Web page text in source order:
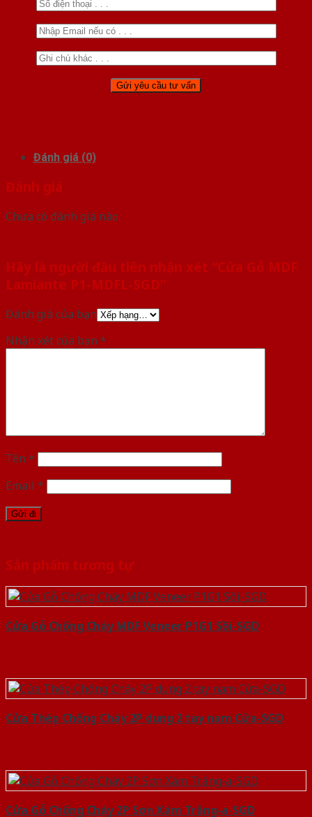
Đánh giá (0)
Đánh giá
Chưa có đánh giá nào.
Hãy là người đầu tiên nhận xét “Cửa Gỗ MDF
Lamiante P1-MDFL-SGD”
Đánh giá của bạn
Nhận xét của bạn *
Tên *
Email *
Sản phẩm tương tự
Cửa Gỗ Chống Cháy MDF Veneer P1G1 Sồi-SGD
Cửa Thép Chống Cháy 2P dung 2 tay nam Cửa-SGD
Cửa Gỗ Chống Cháy 2P Sơn Xám Trắng-a-SGD